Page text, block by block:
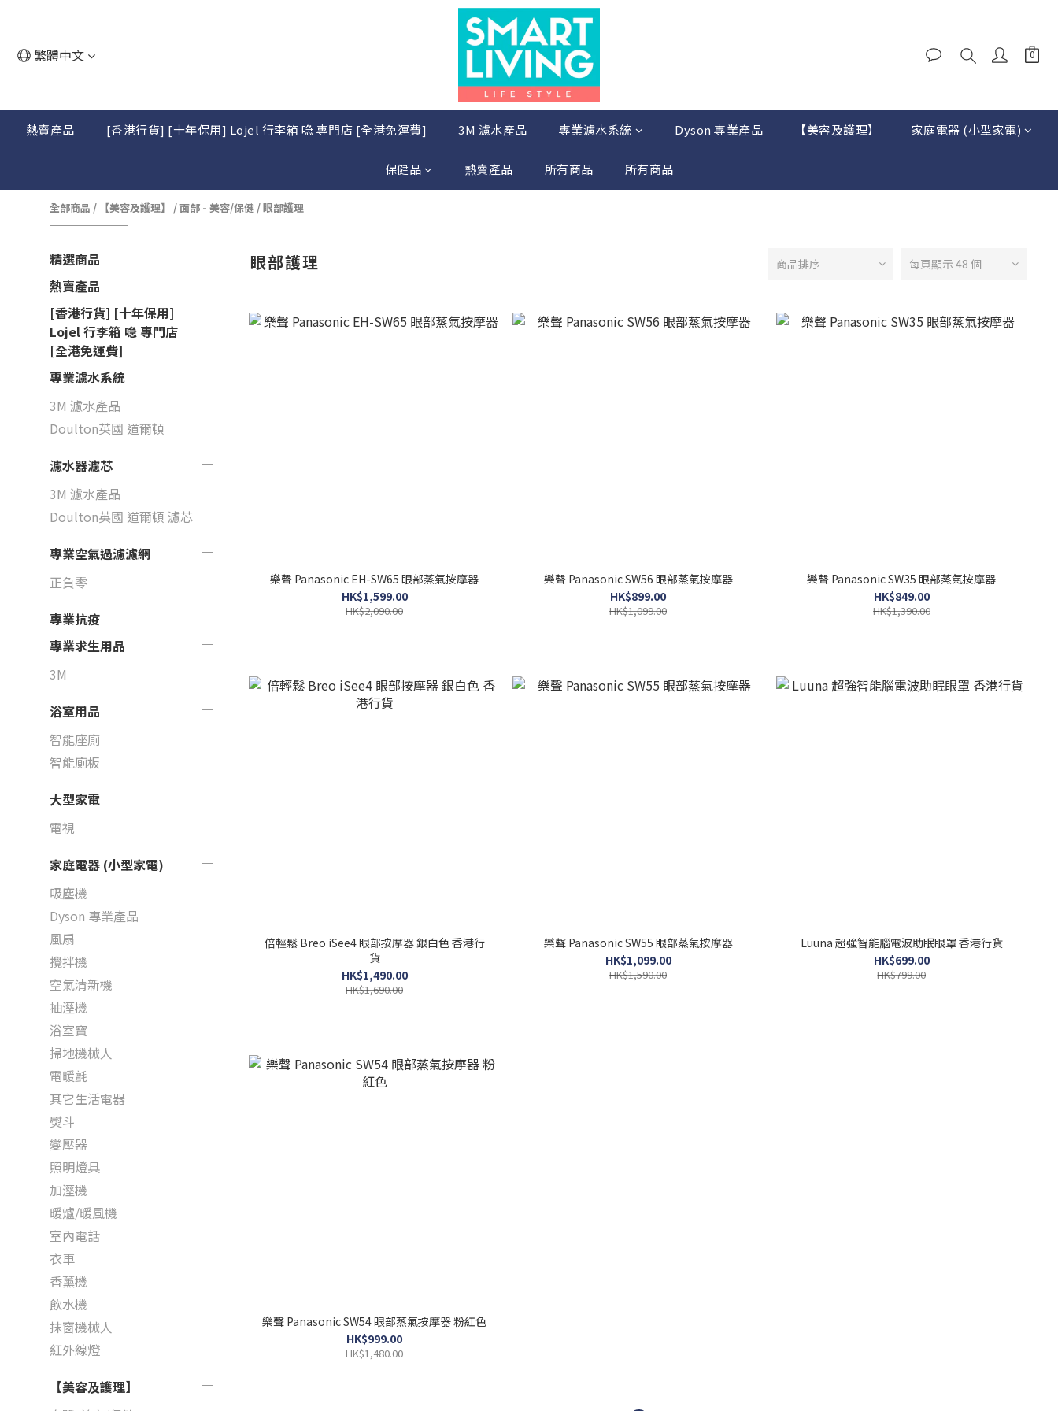
繁體中文
熱賣產品 [香港行貨] [十年保用] Lojel 行李箱 喼 專門店 [全港免運費] 3M 濾水產品 專業濾水系統 Dyson 專業產品 【美容及護理】 家庭電器 (小型家電)
保健品 熱賣產品 所有商品 所有商品
全部商品 / 【美容及護理】 /面部 - 美容/保健 /眼部護理
精選商品
熱賣產品
[香港行貨] [十年保用]
Lojel 行李箱 喼 專門店
[全港免運費]
專業濾水系統
3M 濾水產品
Doulton英國 道爾頓
濾水器濾芯
3M 濾水產品
Doulton英國 道爾頓 濾芯
專業空氣過濾濾網
正負零
專業抗疫
專業求生用品
3M
浴室用品
智能座廁
智能廁板
大型家電
電視
家庭電器 (小型家電)
吸塵機
Dyson 專業產品
風扇
攪拌機
空氣清新機
抽溼機
浴室寶
掃地機械人
電暖氈
其它生活電器
熨斗
變壓器
照明燈具
加溼機
暖爐/暖風機
室內電話
衣車
香薰機
飲水機
抹窗機械人
紅外線燈
【美容及護理】
眼部護理 商品排序 每頁顯示 48 個
樂聲 Panasonic EH-SW65 眼部蒸氣按摩器
HK$1,599.00
HK$2,090.00
樂聲 Panasonic SW56 眼部蒸氣按摩器
HK$899.00
HK$1,099.00
樂聲 Panasonic SW35 眼部蒸氣按摩器
HK$849.00
HK$1,390.00
倍輕鬆 Breo iSee4 眼部按摩器 銀白色 香港行
貨
HK$1,490.00
HK$1,690.00
樂聲 Panasonic SW55 眼部蒸氣按摩器
HK$1,099.00
HK$1,590.00
Luuna 超強智能腦電波助眠眼罩 香港行貨
HK$699.00
HK$799.00
樂聲 Panasonic SW54 眼部蒸氣按摩器 粉紅色
HK$999.00
HK$1,480.00